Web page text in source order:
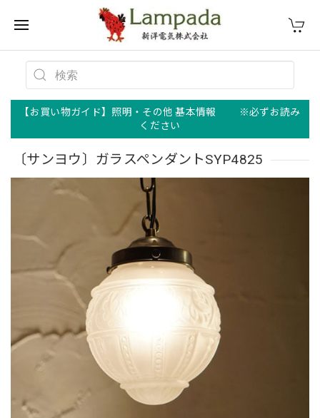
【お買い物ガイド】照明・その他 基本情報 ※必ずお読み
ください
〔サンヨウ〕ガラスペンダントSYP4825